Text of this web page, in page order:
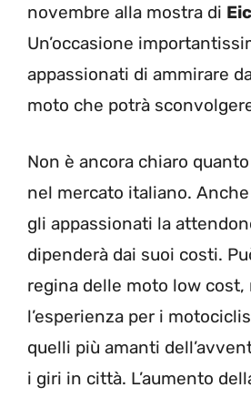
novembre alla mostra di
Un’occasione
appassionati di ammirare
moto che potrà
Non è ancora chiaro
nel mercato italiano.
gli appassionati la
dipenderà dai suoi costi.
regina delle moto low cost,
l’esperienza per i
quelli più amanti
i giri in città. L’aumento